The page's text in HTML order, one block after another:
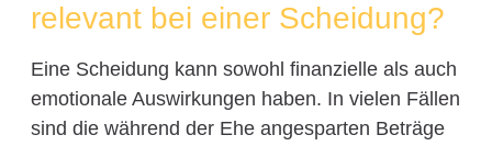
relevant bei einer Scheidung?
Eine Scheidung kann sowohl finanzielle als auch
emotionale Auswirkungen haben. In vielen Fällen
sind die während der Ehe angesparten Beträge